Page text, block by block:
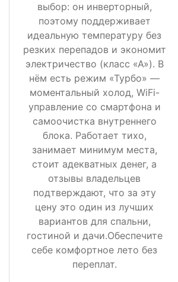
выбор: он инверторный,
поэтому поддерживает
идеальную температуру без
резких перепадов и экономит
электричество (класс «А»). В
нём есть режим «Турбо» —
моментальный холод, WiFi-
управление со смартфона и
самоочистка внутреннего
блока. Работает тихо,
занимает минимум места,
стоит адекватных денег, а
отзывы владельцев
подтверждают, что за эту
цену это один из лучших
вариантов для спальни,
гостиной и дачи.Обеспечите
себе комфортное лето без
переплат.